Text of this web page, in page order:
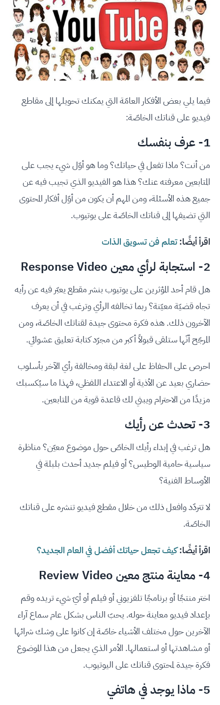
فيما يلي بعض الأفكار العامّة التي يمكنك تحويلها إلى مقاطع
فيديو على قناتك الخاصّة:
1- عرف بنفسك
من أنت؟ ماذا تفعل في حياتك؟ وما هو أوّل شيء يجب على
المتابعين معرفته عنك؟ هذا هو الفيديو الذي تجيب فيه عن
جميع هذه الأسئلة، ومن المهم أن يكون من أوّل أفكار المحتوى
التي تضيفها إلى قناتك الخاصّة على يوتيوب.
اقرأ أيضًا:تعلم فن تسويق الذات
2- استجابة لرأي معين Response Video
هل قام أحد المؤثرين على يوتيوب بنشر مقطع يعبّر فيه عن رأيه
تجاه قضيّة معيّنة؟ ربما تخالفه الرأي وترغب في أن يعرف
الآخرون ذلك. هذه فكرة محتوى جيدة لقناتك الخاصّة، ومن
المرجّح أنّها ستلقى قبولاً أكبر من مجرّد كتابة تعليق عشوائي.
احرص على الحفاظ على لغة لبقة ومخالفة رأي الآخر بأسلوب
حضاري بعيد عن الأذية أو الاعتداء اللفظي، فهذا ما سيُكسبك
مزيدًا من الاحترام ويبني لك قاعدة قوية من المتابعين.
3- تحدث عن رأيك
هل ترغب في إبداء رأيك الخاصّ حول موضوع معيّن؟ مناظرة
سياسية حامية الوطيس؟ أو فيلم جديد أحدث بلبلة في
الأوساط الفنية؟
لا تتردّد وافعل ذلك من خلال مقطع فيديو تنشره على قناتك
الخاصّة.
اقرأ أيضًا:كيف تجعل حياتك أفضل في العام الجديد؟
4- معاينة منتج معين Review Video
اختر منتجًا أو برنامجًا تلفزيوني أو فيلم أو أيّ شيء تريده وقم
بإعداد فيديو معاينة حوله. يحبّ الناس بشكل عام سماع آراء
الآخرين حول مختلف الأشياء خاصّة إن كانوا على وشك شرائها
أو مشاهدتها أو استعمالها. الأمر الذي يجعل من هذا الموضوع
فكرة جيدة لمحتوى قناتك على اليوتيوب.
5- ماذا يوجد في هاتفي